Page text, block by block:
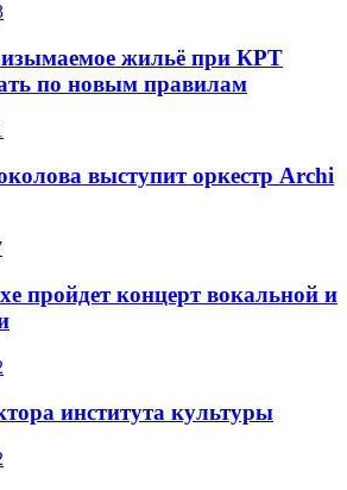
жильё при КРТ
по новым правилам
выступит оркестр Archi
пройдет концерт вокальной и
института культуры